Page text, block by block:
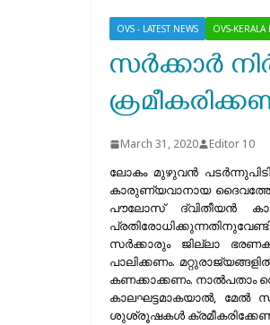
OVS - LATEST NEWS OVS-KERALA
സര്‍ക്കാര്‍
March 31, 2020 Editor 10
ലോകം മുഴുവന്‍
കാരുണ്യവാനായ
പൗലോസ് ദ്വിതീയന്‍
സര്‍ക്കാരും ജില്ലാ
പാലിക്കണം.
കണക്കാക്കണം. നാല്‍പതാം
കാലഘട്ടമാകയാല്‍, മേല്‍
ശുശ്രൂഷകള്‍